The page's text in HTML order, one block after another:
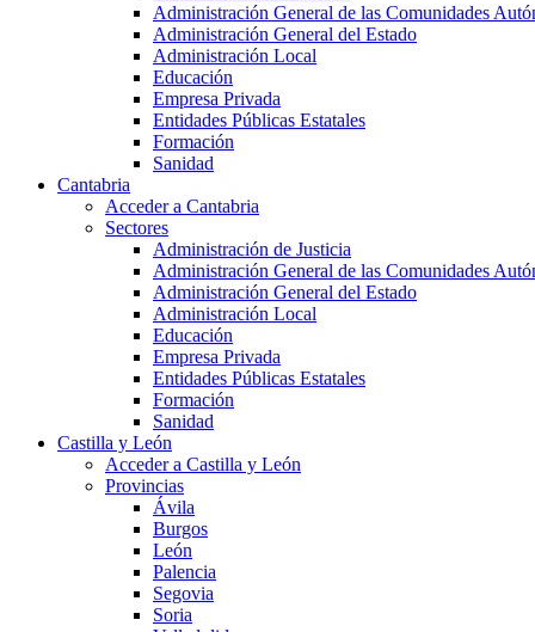
Administración General de las Comunidades
Administración General del Estado
Administración Local
Educación
Empresa Privada
Entidades Públicas Estatales
Formación
Sanidad
Cantabria
Acceder a Cantabria
Sectores
Administración de Justicia
Administración General de las Comunidades
Administración General del Estado
Administración Local
Educación
Empresa Privada
Entidades Públicas Estatales
Formación
Sanidad
Castilla y León
Acceder a Castilla y León
Provincias
Ávila
Burgos
León
Palencia
Segovia
Soria